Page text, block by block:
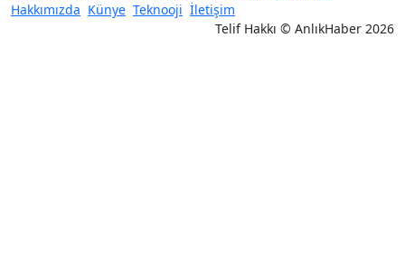
Hakkımızda Künye Teknooji İletişim
Telif Hakkı © AnlıkHaber 2026